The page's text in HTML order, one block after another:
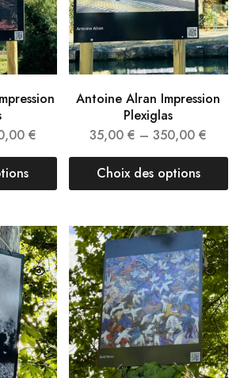
€
Antoine Alran Impression
Plexiglas
35,00€ –350,00€
Choix des options